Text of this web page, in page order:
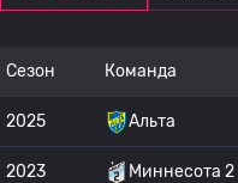
Сезон Команда
2025 Альта
2023 Миннесота 2